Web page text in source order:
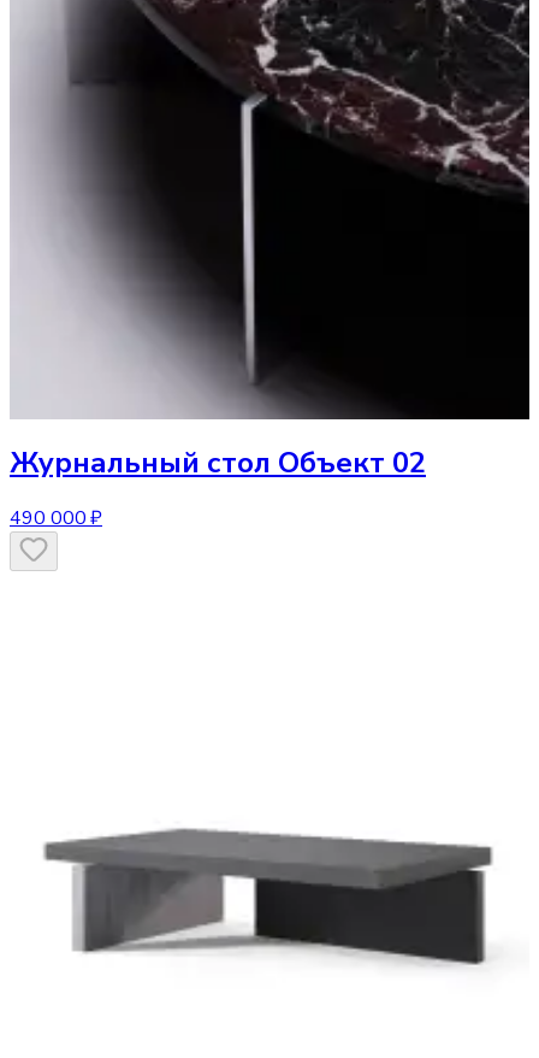
Журнальный стол Объект 02
490 000 ₽